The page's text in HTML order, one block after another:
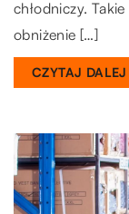
chłodniczy.
obniżenie […]
CZYTAJ DALEJ